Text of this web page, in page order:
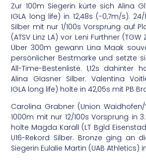
Zur 100m Siegerin kürte sich Alina
IGLA long life) in 12,48s (-0,7m/s).
Silber mit nur 1/100s Vorsprung auf
(ATSV Linz LA) vor Leni Furthner
Über 300m gewann Lina Maak
persönlicher Bestmarke und setzte
All-Time-Bestenliste. 1,12s dahinter
Alina Glasner Silber. Valentina
IGLA long life) holte in 42,05s mit PB
Carolina Grabner (Union
1000m mit nur 12/100s Vorsprung in
holte Magda Karall (LT Bgld
U16-Rekord Silber. Bronze ging an
Siegerin Eulalie Martin (UAB Athletics)